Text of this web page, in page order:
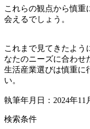
これらの観点から慎重
会えるでしょう。
これまで見てきたよう
なたのニーズに合わせ
生活産業選びは慎重に
い。
執筆年月日：2024年11
検索条件